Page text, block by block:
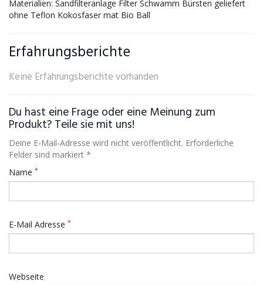
Materialien: Sandfilteranlage Filter Schwamm Bürsten geliefert
ohne Teflon Kokosfaser mat Bio Ball
Erfahrungsberichte
Keine Erfahrungsberichte vorhanden
Du hast eine Frage oder eine Meinung zum
Produkt? Teile sie mit uns!
Deine E-Mail-Adresse wird nicht veröffentlicht. Erforderliche
Felder sind markiert *
Name *
E-Mail Adresse *
Webseite